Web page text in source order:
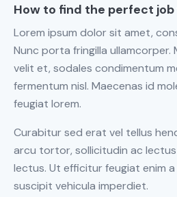
How to find the perfect
Lorem ipsum dolor sit amet,
Nunc porta fringilla ullamcorper.
velit et, sodales condimentum
fermentum nisl. Maecenas id
feugiat lorem.
Curabitur sed erat vel tellus
arcu tortor, sollicitudin ac
lectus. Ut efficitur feugiat enim a
suscipit vehicula imperdiet.